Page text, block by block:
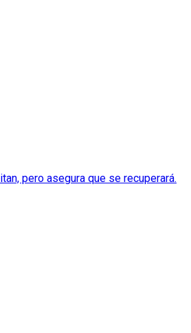
pero asegura que se recuperará.